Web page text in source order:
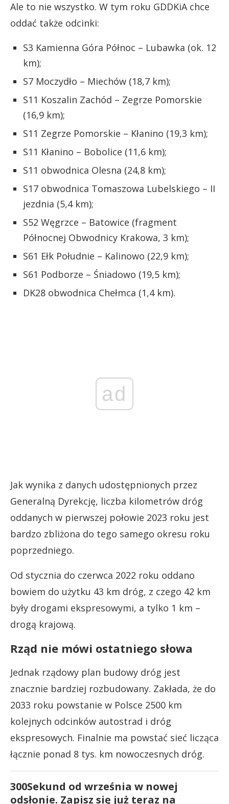
Ale to nie wszystko. W tym roku GDDKiA chce
oddać także odcinki:
S3 Kamienna Góra Północ – Lubawka (ok. 12
km);
S7 Moczydło – Miechów (18,7 km);
S11 Koszalin Zachód – Zegrze Pomorskie
(16,9 km);
S11 Zegrze Pomorskie – Kłanino (19,3 km);
S11 Kłanino – Bobolice (11,6 km);
S11 obwodnica Olesna (24,8 km);
S17 obwodnica Tomaszowa Lubelskiego – II
jezdnia (5,4 km);
S52 Węgrzce – Batowice (fragment
Północnej Obwodnicy Krakowa, 3 km);
S61 Ełk Południe – Kalinowo (22,9 km);
S61 Podborze – Śniadowo (19,5 km);
DK28 obwodnica Chełmca (1,4 km).
ad
Jak wynika z danych udostępnionych przez
Generalną Dyrekcję, liczba kilometrów dróg
oddanych w pierwszej połowie 2023 roku jest
bardzo zbliżona do tego samego okresu roku
poprzedniego.
Od stycznia do czerwca 2022 roku oddano
bowiem do użytku 43 km dróg, z czego 42 km
były drogami ekspresowymi, a tylko 1 km –
drogą krajową.
Rząd nie mówi ostatniego słowa
Jednak rządowy plan budowy dróg jest
znacznie bardziej rozbudowany. Zakłada, że do
2033 roku powstanie w Polsce 2500 km
kolejnych odcinków autostrad i dróg
ekspresowych. Finalnie ma powstać sieć licząca
łącznie ponad 8 tys. km nowoczesnych dróg.
300Sekund od września w nowej
odsłonie. Zapisz się już teraz na